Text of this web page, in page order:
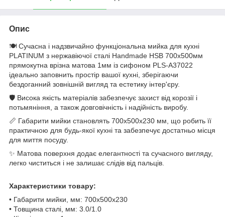
Опис
🍽️ Сучасна і надзвичайно функціональна мийка для кухні
PLATINUM з нержавіючої сталі Handmade HSB 700x500мм
прямокутна врізна матова 1мм із сифоном PLS-A37022
ідеально заповнить простір вашої кухні, зберігаючи
бездоганний зовнішній вигляд та естетику інтер'єру.
🛡️ Висока якість матеріалів забезпечує захист від корозії і
потьмяніння, а також довговічність і надійність виробу.
📏 Габарити мийки становлять 700x500x230 мм, що робить її
практичною для будь-якої кухні та забезпечує достатньо місця
для миття посуду.
✨ Матова поверхня додає елегантності та сучасного вигляду,
легко чиститься і не залишає слідів від пальців.
Характеристики товару:
• Габарити мийки, мм: 700х500х230
• Товщина сталі, мм: 3.0/1.0